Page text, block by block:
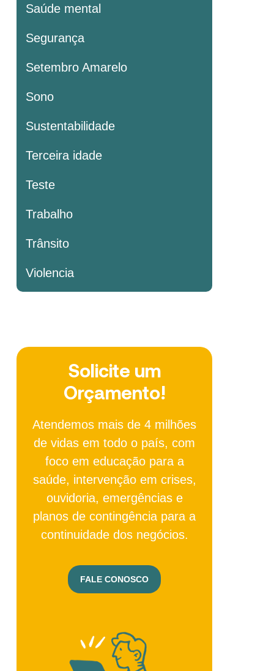
Saúde mental
Segurança
Setembro Amarelo
Sono
Sustentabilidade
Terceira idade
Teste
Trabalho
Trânsito
Violencia
Solicite um
Orçamento!
Atendemos mais de 4 milhões
de vidas em todo o país, com
foco em educação para a
saúde, intervenção em crises,
ouvidoria, emergências e
planos de contingência para a
continuidade dos negócios.
FALE CONOSCO